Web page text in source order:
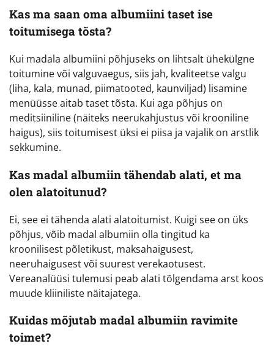
Kas ma saan oma albumiini taset ise
toitumisega tõsta?
Kui madala albumiini põhjuseks on lihtsalt ühekülgne
toitumine või valguvaegus, siis jah, kvaliteetse valgu
(liha, kala, munad, piimatooted, kaunviljad) lisamine
menüüsse aitab taset tõsta. Kui aga põhjus on
meditsiiniline (näiteks neerukahjustus või krooniline
haigus), siis toitumisest üksi ei piisa ja vajalik on arstlik
sekkumine.
Kas madal albumiin tähendab alati, et ma
olen alatoitunud?
Ei, see ei tähenda alati alatoitumist. Kuigi see on üks
põhjus, võib madal albumiin olla tingitud ka
kroonilisest põletikust, maksahaigusest,
neeruhaigusest või suurest verekaotusest.
Vereanalüüsi tulemusi peab alati tõlgendama arst koos
muude kliiniliste näitajatega.
Kuidas mõjutab madal albumiin ravimite
toimet?